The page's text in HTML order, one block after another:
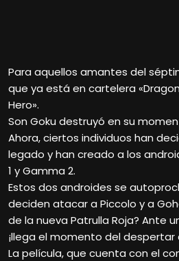
Para aquellos amantes del
que ya está en cartelera
Hero».
Son Goku destruyó en su
Ahora, ciertos individuos han
legado y han creado a los
1 y Gamma 2.
Estos dos androides se
deciden atacar a Piccolo y a
de la nueva Patrulla Roja? Ante
¡llega el momento del despertar
La película, que cuenta con el